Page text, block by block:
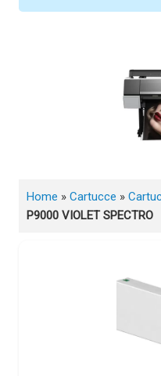
Home » Cartucce »
P9000 VIOLET SPECTRO